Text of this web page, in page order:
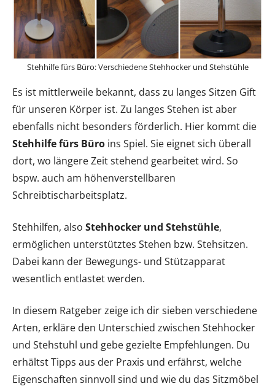
Stehhilfe fürs Büro: Verschiedene Stehhocker und Stehstühle
Es ist mittlerweile bekannt, dass zu langes Sitzen Gift
für unseren Körper ist. Zu langes Stehen ist aber
ebenfalls nicht besonders förderlich. Hier kommt die
Stehhilfe fürs Büro ins Spiel. Sie eignet sich überall
dort, wo längere Zeit stehend gearbeitet wird. So
bspw. auch am höhenverstellbaren
Schreibtischarbeitsplatz.
Stehhilfen, also Stehhocker und Stehstühle,
ermöglichen unterstütztes Stehen bzw. Stehsitzen.
Dabei kann der Bewegungs- und Stützapparat
wesentlich entlastet werden.
In diesem Ratgeber zeige ich dir sieben verschiedene
Arten, erkläre den Unterschied zwischen Stehhocker
und Stehstuhl und gebe gezielte Empfehlungen. Du
erhältst Tipps aus der Praxis und erfährst, welche
Eigenschaften sinnvoll sind und wie du das Sitzmöbel